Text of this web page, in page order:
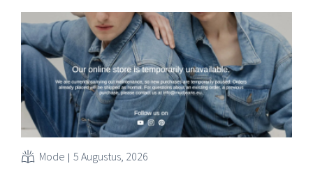
Kors, ondanks sterke resultaten van Jimmy Choo.
Mode 5 Augustus, 2026